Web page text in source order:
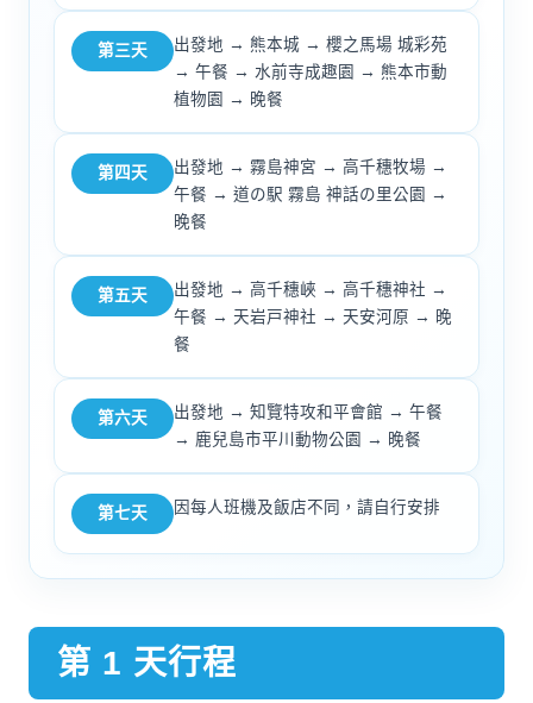
第三天
出發地 → 熊本城 → 櫻之馬場 城彩苑
→ 午餐 → 水前寺成趣園 → 熊本市動
植物園 → 晚餐
第四天
出發地 → 霧島神宮 → 高千穗牧場 →
午餐 → 道の駅 霧島 神話の里公園 →
晚餐
第五天
出發地 → 高千穗峽 → 高千穗神社 →
午餐 → 天岩戸神社 → 天安河原 → 晚
餐
第六天
出發地 → 知覽特攻和平會館 → 午餐
→ 鹿兒島市平川動物公園 → 晚餐
第七天 因每人班機及飯店不同，請自行安排
第 1 天行程